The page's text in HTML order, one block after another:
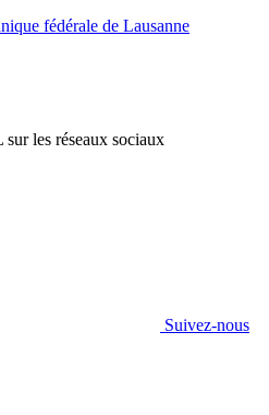
les réseaux sociaux
Suivez-nous